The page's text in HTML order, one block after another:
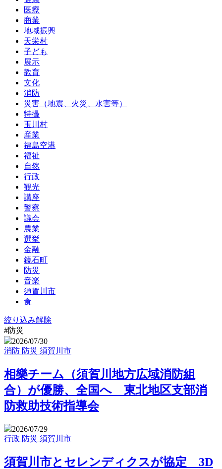
医療
商業
地域振興
天栄村
子ども
展示
教育
文化
消防
災害（地震、火災、水害等）
特撮
玉川村
産業
福島空港
福祉
自然
行政
観光
講座
警察
議会
農業
選挙
金融
鏡石町
防災
音楽
須賀川市
食
絞り込み解除
#防災
2026/07/30
消防 防災 須賀川市
相樂チーム（須賀川地方広域消防組
合）が優勝、全国へ 東北地区支部消
防救助技術指導会
2026/07/29
行政 防災 須賀川市
須賀川市とセレンディクスが協定 3D